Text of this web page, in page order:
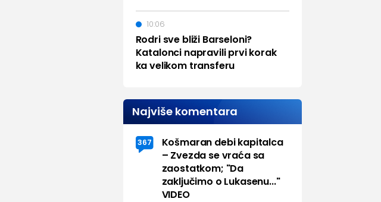
Rodri sve bliži Barseloni?
Katalonci napravili prvi korak
ka velikom transferu
10:06
Najviše komentara
367
Košmaran debi kapitalca
– Zvezda se vraća sa
zaostatkom; "Da
zaključimo o Lukasenu..."
VIDEO